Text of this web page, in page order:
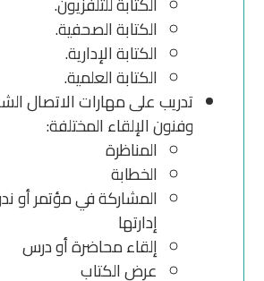
الكتابة الصحفية.
الكتابة الإدارية.
الكتابة العلمية.
تدريب على مهارات الاتصال
وفنون الإلقاء المختلفة:
المناظرة
الخطابة
المشاركة في مؤتمر أو
إدارتها
إلقاء محاضرة أو درس
عرض الكتاب